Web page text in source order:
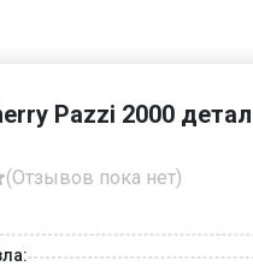
Pazzi 2000
(Отзывов пока нет)